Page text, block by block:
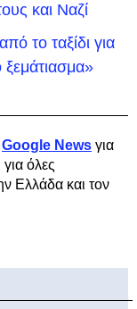
και Ναζί
το ταξίδι για
Google News για
όλες
Ελλάδα και τον